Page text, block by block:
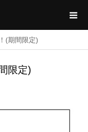
(期間限定)
限定)